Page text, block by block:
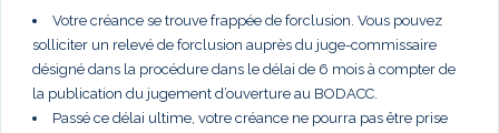
Votre créance se trouve frappée de forclusion. Vous pouvez
solliciter un relevé de forclusion auprès du juge-commissaire
désigné dans la procédure dans le délai de 6 mois à compter de
la publication du jugement d’ouverture au BODACC.
Passé ce délai ultime, votre créance ne pourra pas être prise